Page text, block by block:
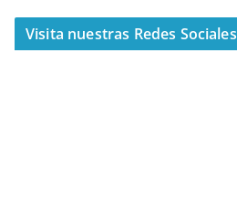
Visita nuestras Redes Sociales